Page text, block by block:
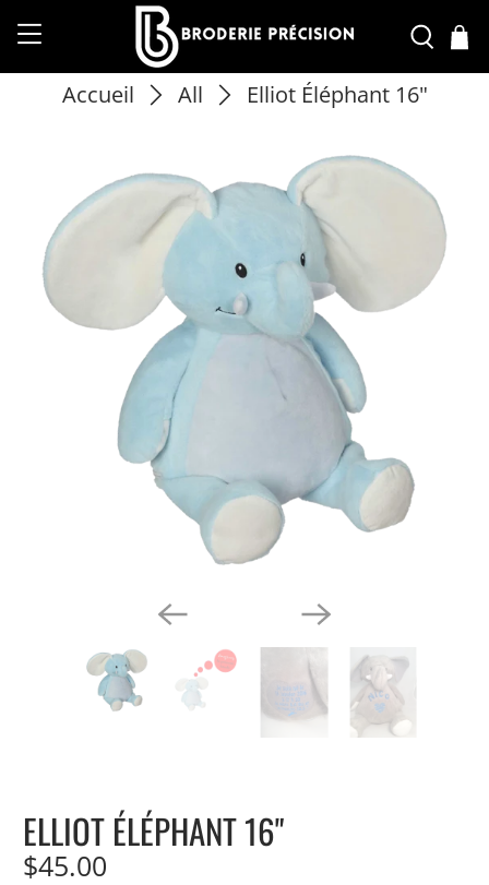
Accueil All Elliot Éléphant 16"
ELLIOT ÉLÉPHANT 16"
$45.00